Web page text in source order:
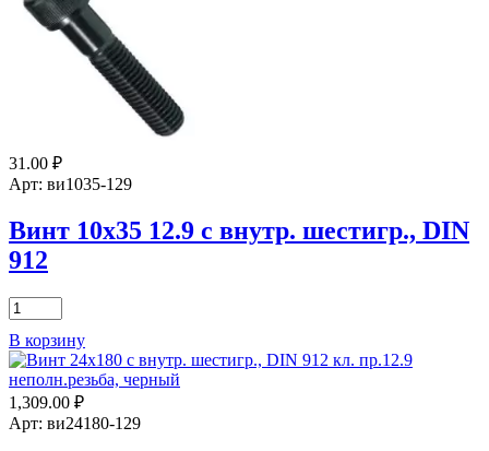
внутр.
шестигр.,
31.00 ₽
Арт: ви1035-129
Винт 10х35 12.9 с внутр. шестигр., DIN
912
Количество
товара
Винт
10х35
12.9
с
внутр.
В корзину
1,309.00 ₽
Арт: ви24180-129